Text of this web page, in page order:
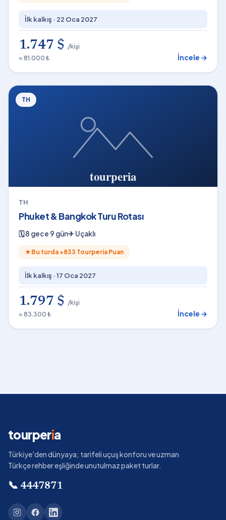
İlk kalkış · 22 Oca 2027
1.747 $ /kişi
≈ 81.000 ₺
İncele →
TH
TH
Phuket & Bangkok Turu Rotası
🗓8 gece 9 gün✈Uçaklı
★ Bu turda +833 Tourperia Puan
İlk kalkış ·17 Oca 2027
1.797 $ /kişi
≈ 83.300 ₺
İncele →
tourperia
Türkiye'den dünyaya; tarifeli uçuş konforu ve uzman
Türkçe rehber eşliğinde unutulmaz paket turlar.
📞 4447871